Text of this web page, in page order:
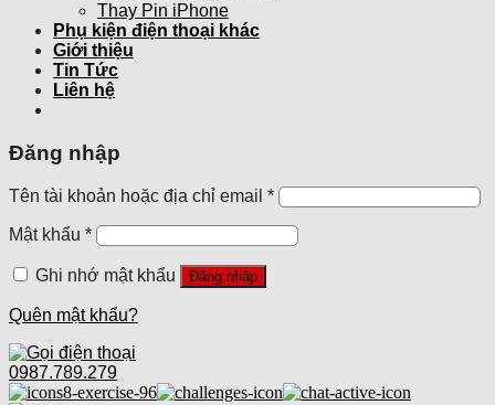
Thay Pin iPhone
Phụ kiện điện thoại khác
Giới thiệu
Tin Tức
Liên hệ
Đăng nhập
Tên tài khoản hoặc địa chỉ email *
Mật khẩu *
Ghi nhớ mật khẩu Đăng nhập
Quên mật khẩu?
0987.789.279